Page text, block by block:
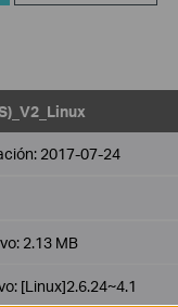
2017-07-24
2.13 MB
[Linux]2.6.24~4.1